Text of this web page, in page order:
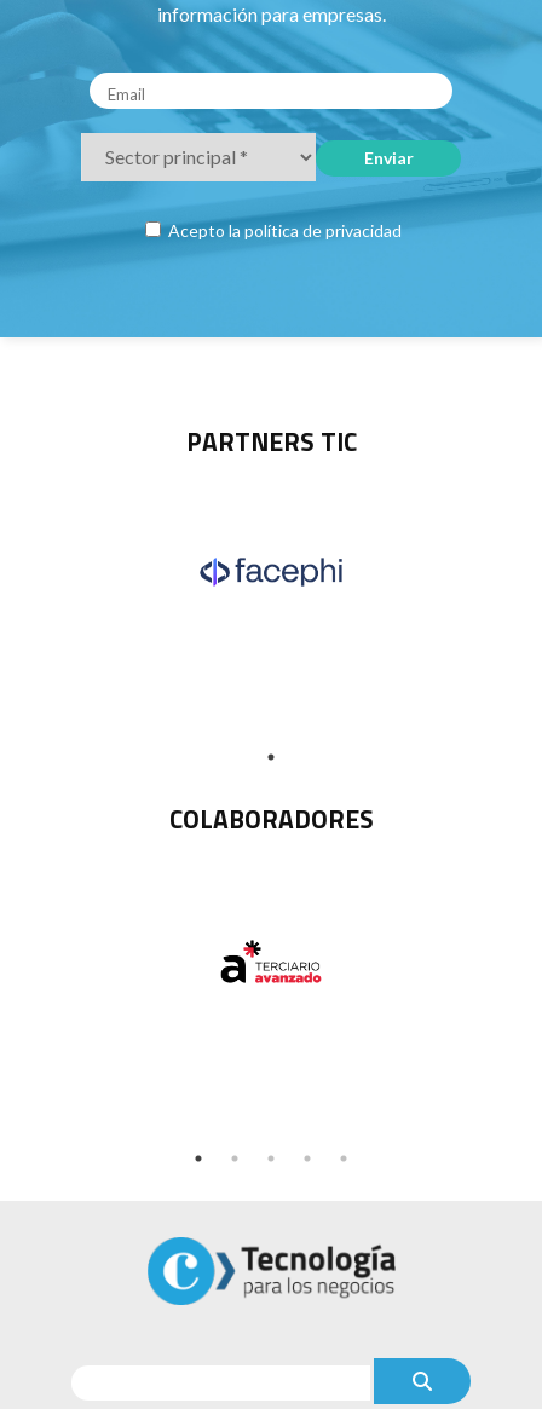
información para empresas.
Acepto la política de privacidad
PARTNERS TIC
COLABORADORES